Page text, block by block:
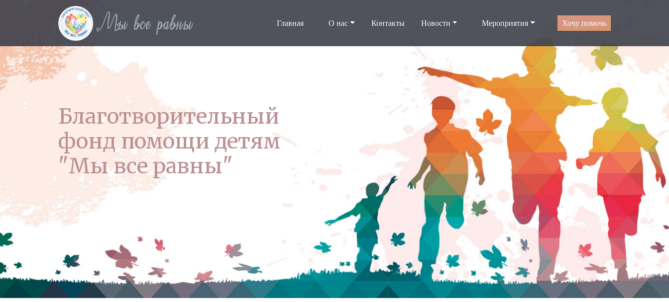
Главная О нас Контакты Новости Мероприятия Хочу помочь
Благотворительный
фонд помощи детям
"Мы все равны"